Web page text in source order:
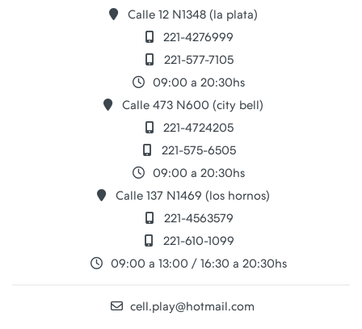
Calle 12 N1348 (la plata)
221-4276999
221-577-7105
09:00 a 20:30hs
Calle 473 N600 (city bell)
221-4724205
221-575-6505
09:00 a 20:30hs
Calle 137 N1469 (los hornos)
221-4563579
221-610-1099
09:00 a 13:00 / 16:30 a 20:30hs
cell.play@hotmail.com